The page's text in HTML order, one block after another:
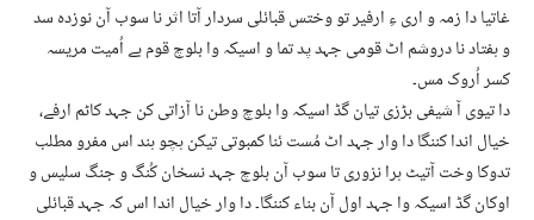
غاتیا دا زمہ و اری ءِ ارفیر تو وختس قبائلی سردار آتا اثر نا سوب آن نوزدہ سد
و ہفتاد نا دروشم اٹ قومی جہد پد تما و اسیکہ وا بلوچ قوم بے اُمیت مریسہ
کسر اُروک مس۔
دا تیوی آ شیفی بڑزی تیان گڈ اسیکہ وا بلوچ وطن نا آزاتی کن جہد کاٹم ارفے،
خیال اندا کننگا دا وار جہد اٹ مُست ئنا کمبوتی تیکن ہچو ہند اس مفرو مطلب
تدوکا وخت آتیٹ ہرا نزوری تا سوب آن بلوچ جہد نسخان کُنگ و جنگ سلیس و
اوکان گڈ اسیکہ وا جہد اول آن بناء کننگا۔ دا وار خیال اندا اس کہ جہد قبائلی